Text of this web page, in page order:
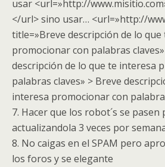
usar <url=»http://
</url> sino usar… <url=»http://
title=»Breve descripción de lo
promocionar con palabras
descripción de lo que te interesa
palabras claves» > Breve
interesa promocionar con
7. Hacer que los robot´s se pasen
actualizandola 3 veces por
8. No caigas en el SPAM pero
los foros y se elegante